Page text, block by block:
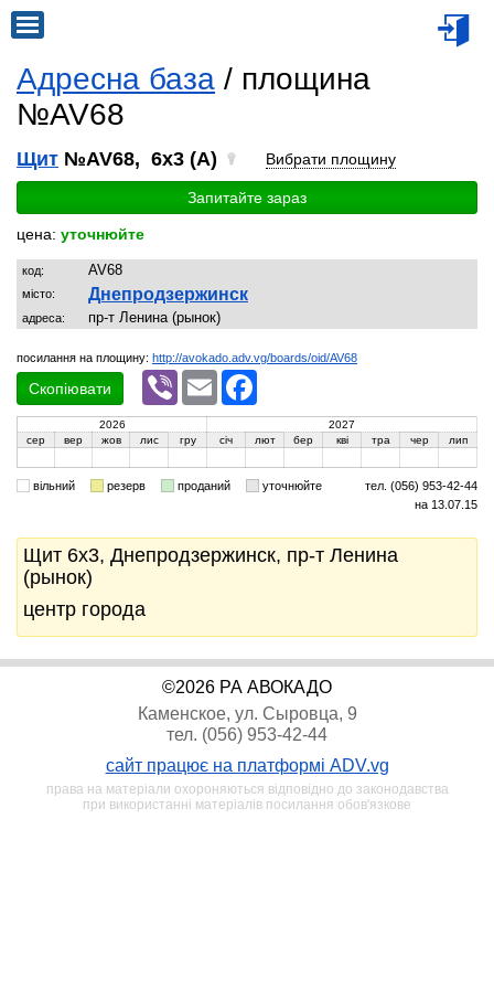
Адресна база / площина
№AV68
Щит №AV68, 6x3 (A) Вибрати площину
Запитайте зараз
цена: уточнюйте
код: AV68
місто: Днепродзержинск
адреса: пр-т Ленина (рынок)
посилання на площину: http://avokado.adv.vg/boards/oid/AV68
Скопіювати
Viber Email
2026
2027
сер
вер жов лис гру січ лют бер кві тра чер лип
вільний резерв проданий уточнюйте
тел. (056) 953-42-44
на 13.07.15
Щит 6x3, Днепродзержинск, пр-т Ленина
(рынок)
центр города
©2026 РА АВОКАДО
Каменское, ул. Сыровца, 9
тел. (056) 953-42-44
сайт працює на платформі ADV.vg
права на матеріали охороняються відповідно до законодавства
при використанні матеріалів посилання обов'язкове